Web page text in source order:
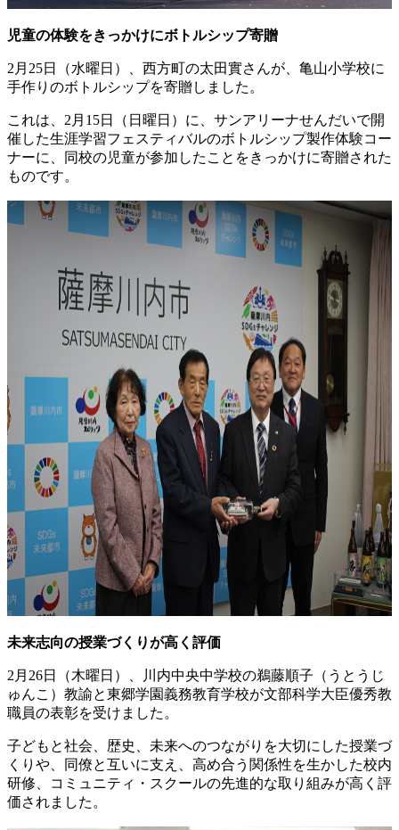
児童の体験をきっかけにボトルシップ寄贈
2月25日（水曜日）、西方町の太田實さんが、亀山小学校に
手作りのボトルシップを寄贈しました。
これは、2月15日（日曜日）に、サンアリーナせんだいで開
催した生涯学習フェスティバルのボトルシップ製作体験コー
ナーに、同校の児童が参加したことをきっかけに寄贈された
ものです。
未来志向の授業づくりが高く評価
2月26日（木曜日）、川内中央中学校の鵜藤順子（うとうじ
ゅんこ）教諭と東郷学園義務教育学校が文部科学大臣優秀教
職員の表彰を受けました。
子どもと社会、歴史、未来へのつながりを大切にした授業づ
くりや、同僚と互いに支え、高め合う関係性を生かした校内
研修、コミュニティ・スクールの先進的な取り組みが高く評
価されました。